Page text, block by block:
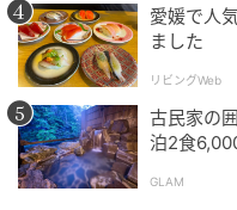
愛知県「風来坊」
『元祖手羽先唐揚四人
昭和38年の創業以来、
スを使用。一度食べた
し！
愛媛で人
ました
リビングWeb
古民家の
泊2食
GLAM